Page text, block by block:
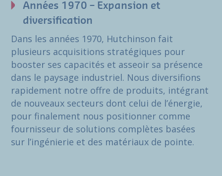
Années 1970 – Expansion et
diversification
Dans les années 1970, Hutchinson fait
plusieurs acquisitions stratégiques pour
booster ses capacités et asseoir sa présence
dans le paysage industriel. Nous diversifions
rapidement notre offre de produits, intégrant
de nouveaux secteurs dont celui de l’énergie,
pour finalement nous positionner comme
fournisseur de solutions complètes basées
sur l’ingénierie et des matériaux de pointe.